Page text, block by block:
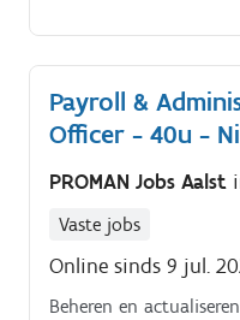
en ondersteunen van
binnen de supply chain
Payroll &
Officer - 40u -
PROMAN Jobs Aalst
Vaste jobs
Online sinds 9 jul.
Beheren en